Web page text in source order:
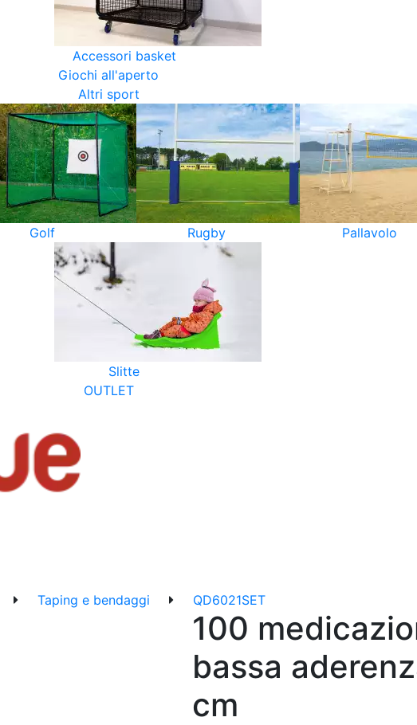
Accessori basket
Giochi all'aperto
Altri sport
Golf Rugby Pallavolo
Slitte
OUTLET
Taping e bendaggi QD6021SET
100
bassa
cm